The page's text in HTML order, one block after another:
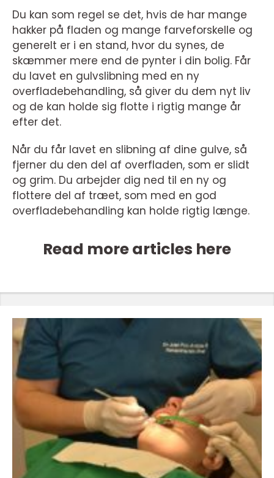
Du kan som regel se det, hvis de har mange
hakker på fladen og mange farveforskelle og
generelt er i en stand, hvor du synes, de
skæmmer mere end de pynter i din bolig. Får
du lavet en gulvslibning med en ny
overfladebehandling, så giver du dem nyt liv
og de kan holde sig flotte i rigtig mange år
efter det.
Når du får lavet en slibning af dine gulve, så
fjerner du den del af overfladen, som er slidt
og grim. Du arbejder dig ned til en ny og
flottere del af træet, som med en god
overfladebehandling kan holde rigtig længe.
Read more articles here